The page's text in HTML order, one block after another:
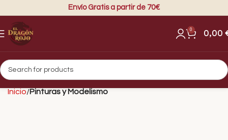
Envío Gratis a partir de 70€
0 0,00
Inicio Pinturas y Modelismo